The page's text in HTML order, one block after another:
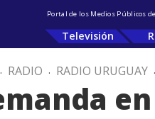
Portal de los Medios Públicos
Televisión
. RADIO . RADIO URUGUAY .